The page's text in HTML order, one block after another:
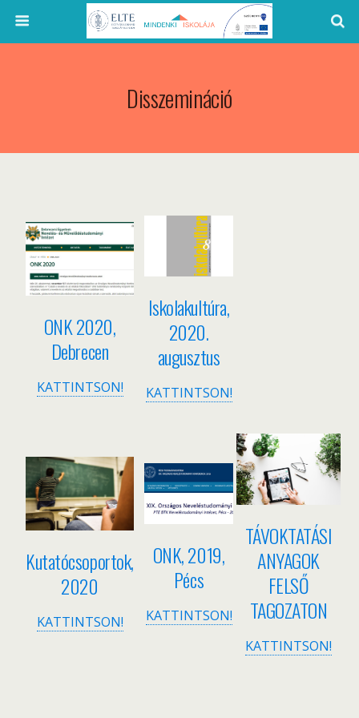
Disszemináció
ONK 2020,
Debrecen
KATTINTSON!
Iskolakultúra,
2020.
augusztus
KATTINTSON!
Kutatócsoportok,
2020
KATTINTSON!
ONK, 2019,
Pécs
KATTINTSON!
TÁVOKTATÁSI
ANYAGOK
FELSŐ
TAGOZATON
KATTINTSON!